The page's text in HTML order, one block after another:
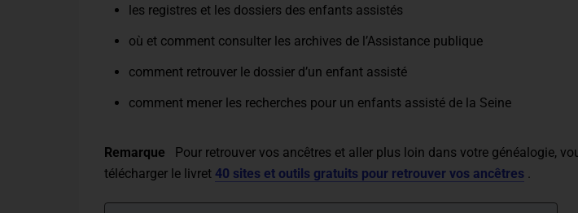
les registres et les dossiers des enfants assistés
où et comment consulter les archives de l’Assistance publique
comment retrouver le dossier d’un enfant assisté
comment mener les recherches pour un enfants assisté de la Seine
Remarque Pour retrouver vos ancêtres et aller plus loin dans votre généalogie,
télécharger le livret 40 sites et outils gratuits pour retrouver vos ancêtres .